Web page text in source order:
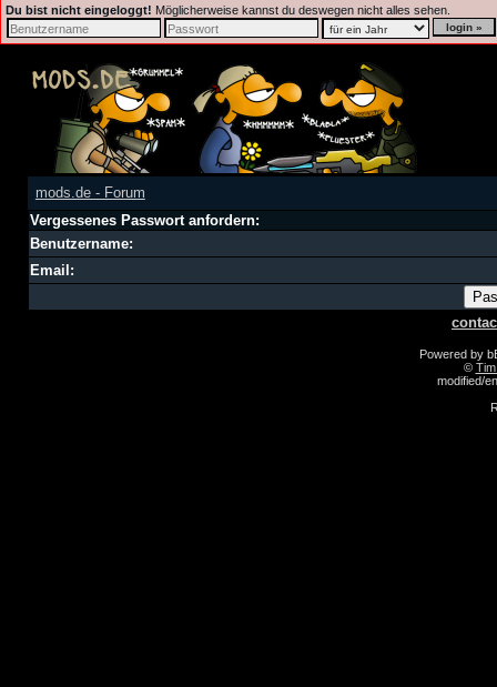
Du bist nicht eingeloggt! Möglicherweise kannst du deswegen nicht alles sehen.
mods.de - Forum
Vergessenes Passwort anfordern:
Benutzername:
Email:
Powered by
©
modified/